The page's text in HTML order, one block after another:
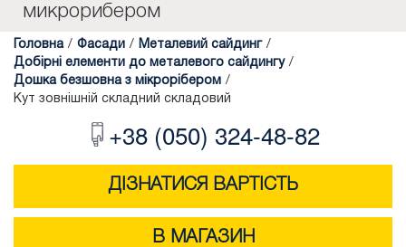
микрорибером
Головна / Фасади / Металевий сайдинг /
Добірні елементи до металевого сайдингу /
Дошка безшовна з мікрорібером /
Кут зовнішній складний складовий
+38 (050) 324-48-82
ДІЗНАТИСЯ ВАРТІСТЬ
В МАГАЗИН